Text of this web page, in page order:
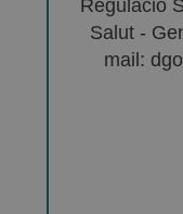
Regulació
Salut -
mail: